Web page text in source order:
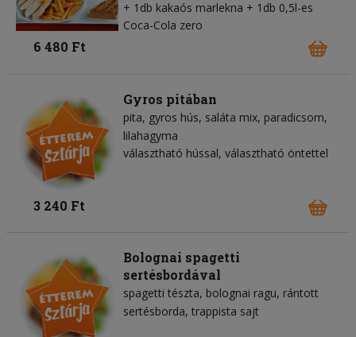
+ 1db kakaós marlekna + 1db 0,5l-es
Coca-Cola zero
6 480 Ft
Gyros pitában
pita gyros hús saláta mix paradicsom
lilahagyma
választható hússal, választható öntettel
3 240 Ft
Bolognai spagetti
sertésbordával
spagetti tészta bolognai ragu rántott
sertésborda trappista sajt